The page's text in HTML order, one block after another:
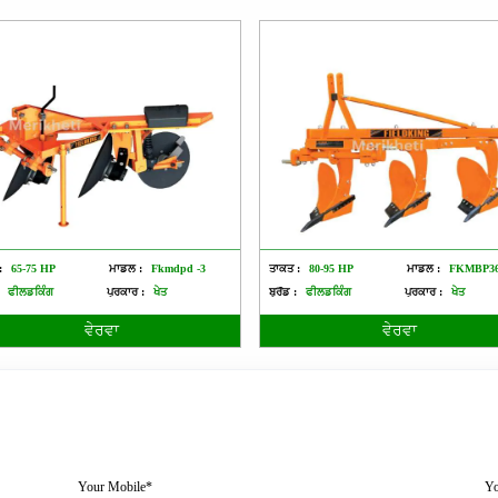
65-75 HP ਮਾਡਲ :
Fkmdpd -3
ਫੀਲਡਕਿੰਗ
ਪ੍ਰਕਾਰ : ਖੇਤ
ਵੇਰਵਾ
ਤਾਕਤ : 80-95 HP ਮਾਡਲ :
ਬ੍ਰੈਂਡ :
ਫੀਲਡਕਿੰਗ ਪ੍ਰਕਾਰ : ਖੇਤ
ਵੇਰਵਾ
Your Mobile*